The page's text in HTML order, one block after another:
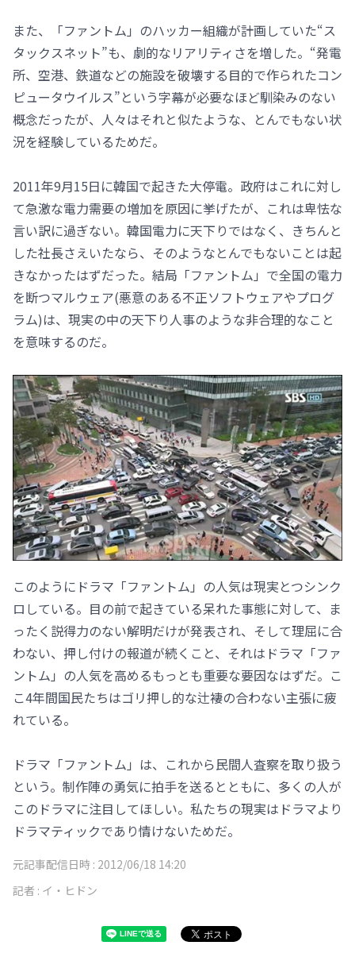
また、「ファントム」のハッカー組織が計画していた“ス
タックスネット”も、劇的なリアリティさを増した。“発電
所、空港、鉄道などの施設を破壊する目的で作られたコン
ピュータウイルス”という字幕が必要なほど馴染みのない
概念だったが、人々はそれと似たような、とんでもない状
況を経験しているためだ。
2011年9月15日に韓国で起きた大停電。政府はこれに対し
て急激な電力需要の増加を原因に挙げたが、これは卑怯な
言い訳に過ぎない。韓国電力に天下りではなく、きちんと
した社長さえいたなら、そのようなとんでもないことは起
きなかったはずだった。結局「ファントム」で全国の電力
を断つマルウェア(悪意のある不正ソフトウェアやプログ
ラム)は、現実の中の天下り人事のような非合理的なこと
を意味するのだ。
このようにドラマ「ファントム」の人気は現実とつシンク
ロしている。目の前で起きている呆れた事態に対して、ま
ったく説得力のない解明だけが発表され、そして理屈に合
わない、押し付けの報道が続くこと、それはドラマ「ファ
ントム」の人気を高めるもっとも重要な要因なはずだ。こ
こ4年間国民たちはゴリ押し的な辻褄の合わない主張に疲
れている。
ドラマ「ファントム」は、これから民間人査察を取り扱う
という。制作陣の勇気に拍手を送るとともに、多くの人が
このドラマに注目してほしい。私たちの現実はドラマより
ドラマティックであり情けないためだ。
元記事配信日時 : 2012/06/18 14:20
記者 : イ・ヒドン